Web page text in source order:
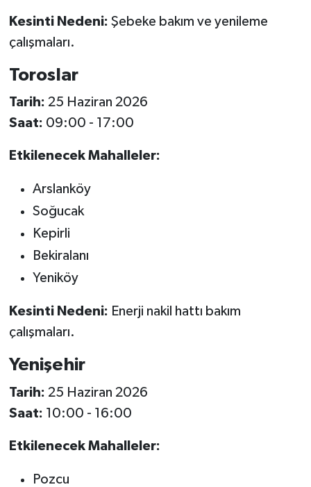
Kesinti Nedeni: Şebeke bakım ve yenileme
çalışmaları.
Toroslar
Tarih: 25 Haziran 2026
Saat: 09:00 - 17:00
Etkilenecek Mahalleler:
Arslanköy
Soğucak
Kepirli
Bekiralanı
Yeniköy
Kesinti Nedeni: Enerji nakil hattı bakım
çalışmaları.
Yenişehir
Tarih: 25 Haziran 2026
Saat: 10:00 - 16:00
Etkilenecek Mahalleler:
Pozcu